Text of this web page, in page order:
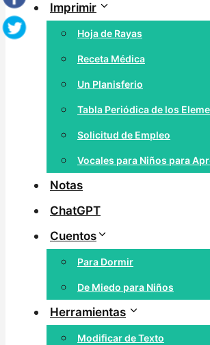
Imprimir
Hoja de Rayas
Receta Médica
Un Planisferio
Tabla Periódica de los
Solicitud de Empleo
Vocales para Niños para
Notas
ChatGPT
Cuentos
Para Dormir
De Miedo para Niños
Herramientas
Modificar de Texto